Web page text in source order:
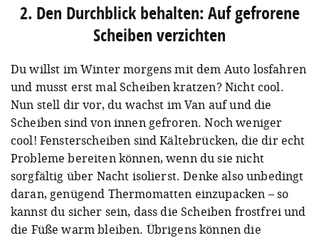
2. Den Durchblick behalten: Auf gefrorene
Scheiben verzichten
Du willst im Winter morgens mit dem Auto losfahren
und musst erst mal Scheiben kratzen? Nicht cool.
Nun stell dir vor, du wachst im Van auf und die
Scheiben sind von innen gefroren. Noch weniger
cool! Fensterscheiben sind Kältebrücken, die dir echt
Probleme bereiten können, wenn du sie nicht
sorgfältig über Nacht isolierst. Denke also unbedingt
daran, genügend Thermomatten einzupacken – so
kannst du sicher sein, dass die Scheiben frostfrei und
die Füße warm bleiben. Übrigens können die